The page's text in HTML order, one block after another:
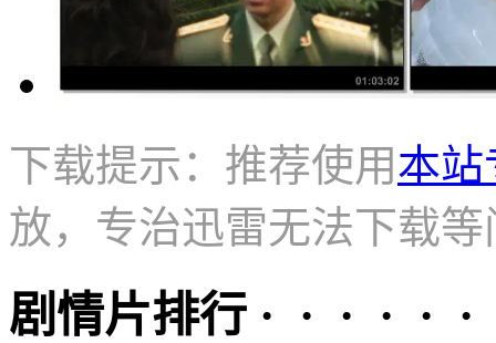
下载提示：推荐使用本站
放，专治迅雷无法下载等
剧情片排行 · · · · · ·